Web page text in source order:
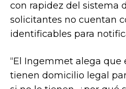
con rapidez del sistema
solicitantes no cuentan
identificables para
“El Ingemmet alega que
tienen domicilio legal